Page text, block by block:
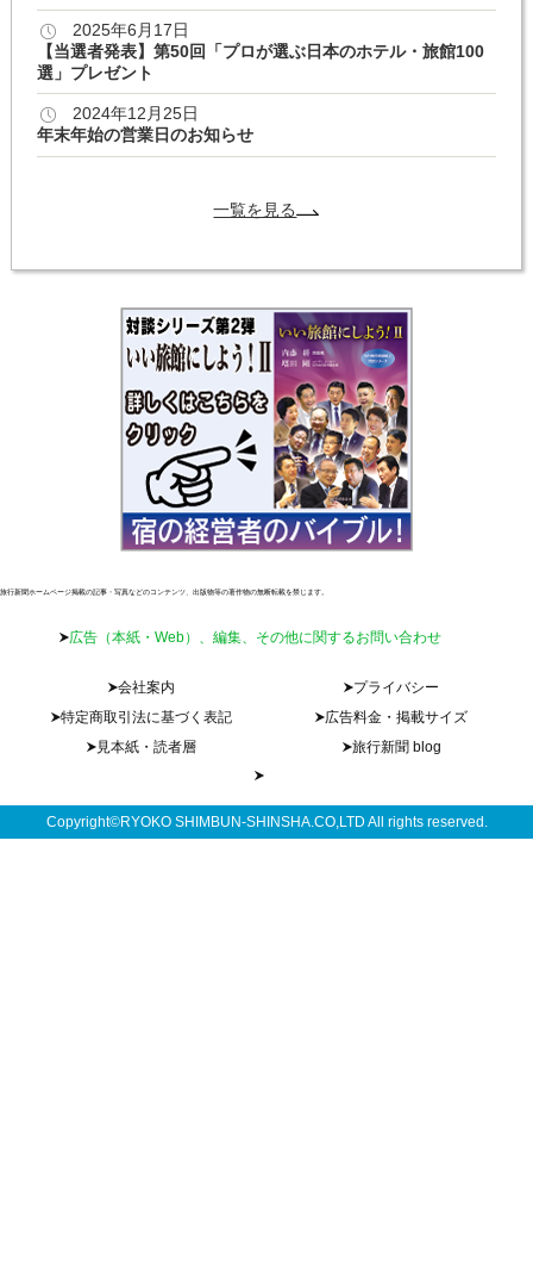
2025年6月17日
【当選者発表】第50回「プロが選ぶ日本のホテル・旅館100
選」プレゼント
2024年12月25日
年末年始の営業日のお知らせ
一覧を見る
旅行新聞ホームページ掲載の記事・写真などのコンテンツ、出版物等の著作物の無断転載を禁じます。
広告（本紙・Web）、編集、その他に関するお問い合わせ
会社案内
プライバシー
特定商取引法に基づく表記
広告料金・掲載サイズ
見本紙・読者層
旅行新聞 blog
Copyright©RYOKO SHIMBUN-SHINSHA.CO,LTD All rights reserved.